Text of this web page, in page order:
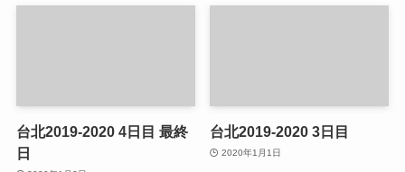
台北2019-2020 4日目 最終
日
台北2019-2020 3日目
2020年1月1日